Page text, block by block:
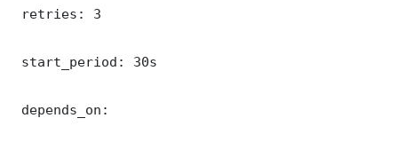
retries: 3
start_period: 30s
depends_on: